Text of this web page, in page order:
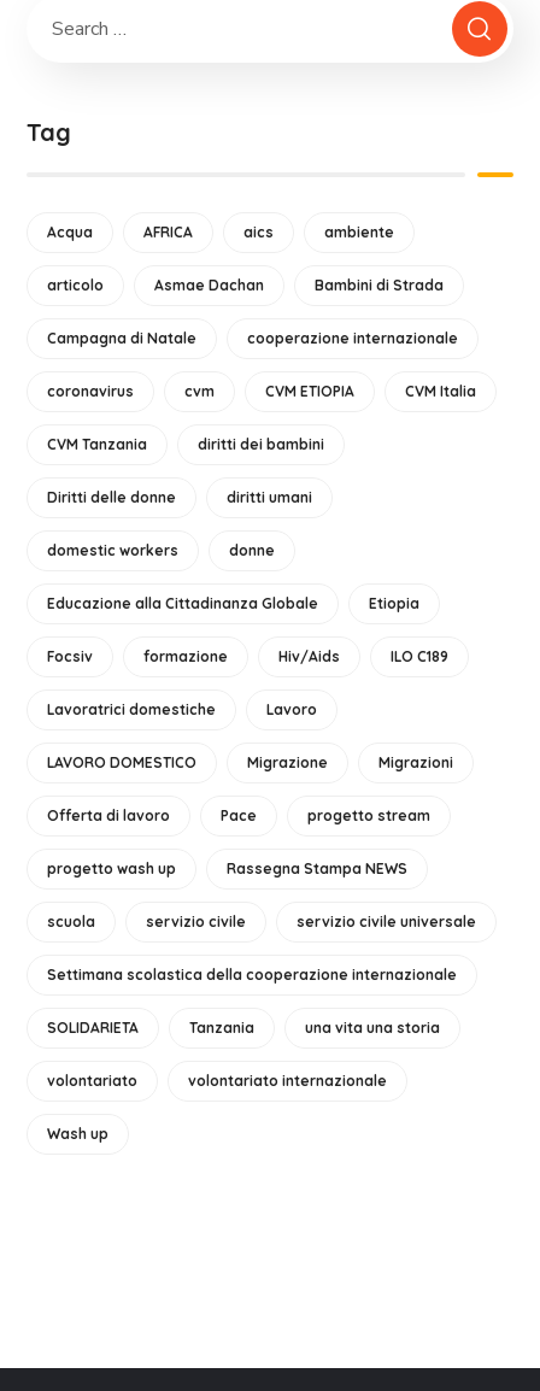
Tag
Acqua AFRICA aics ambiente
articolo Asmae Dachan Bambini di Strada
Campagna di Natale cooperazione internazionale
coronavirus cvm CVM ETIOPIA CVM Italia
CVM Tanzania diritti dei bambini
Diritti delle donne diritti umani
domestic workers donne
Educazione alla Cittadinanza Globale Etiopia
Focsiv formazione Hiv/Aids ILO C189
Lavoratrici domestiche Lavoro
LAVORO DOMESTICO Migrazione Migrazioni
Offerta di lavoro Pace progetto stream
progetto wash up Rassegna Stampa NEWS
scuola servizio civile servizio civile universale
Settimana scolastica della cooperazione internazionale
SOLIDARIETA Tanzania una vita una storia
volontariato volontariato internazionale
Wash up